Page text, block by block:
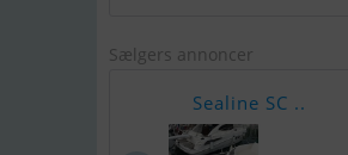
Sælgers annoncer
Sealine SC ..